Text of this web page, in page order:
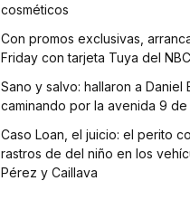
cosméticos
Con promos exclusivas,
Friday con tarjeta Tuya del
Sano y salvo: hallaron a Daniel
caminando por la avenida 9 de
Caso Loan, el juicio: el perito
rastros de del niño en los
Pérez y Caillava